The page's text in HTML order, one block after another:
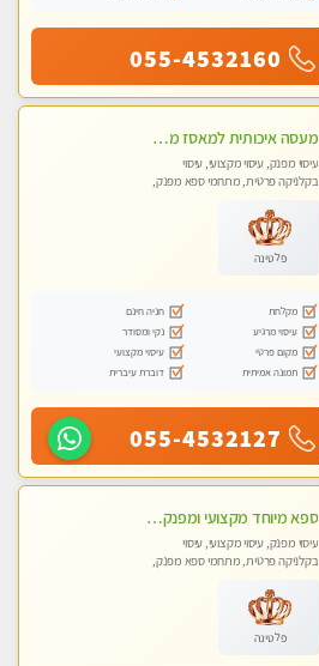
055-4532160
מעסה איכותית למאסז מקצועי ומפנק לכל שרירי הגוף באשדוד
עיסוי מפנק, עיסוי מקצועי, עיסוי
בקלניקה פרטית, מתחמי ספא מפנק,
פלטינה
מקלחת
חניה חינם
עיסוי מרגיע
נקי ומסודר
מקום פרטי
עיסוי מקצועי
תמונה אמיתית
דוברת עיברית
055-4532127
ספא מיוחד מקצועי ומפנק באשקלון חדשה מומלץ לחלוטין! כל סוגי העיסויים מעסה מקצועית ואיכותית פרטי!!!
עיסוי מפנק, עיסוי מקצועי, עיסוי
בקלניקה פרטית, מתחמי ספא מפנק,
פלטינה